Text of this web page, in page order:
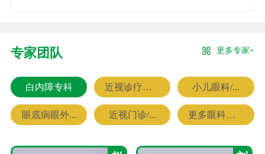
专家团队 更多专家+
白内障专科 近视诊疗专科 小儿眼科/...
眼底病眼外... 近视门诊/... 更多眼科专家